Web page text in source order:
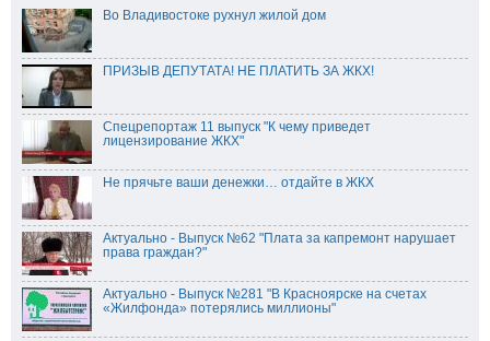
Во Владивостоке рухнул жилой дом
ПРИЗЫВ ДЕПУТАТА! НЕ ПЛАТИТЬ ЗА ЖКХ!
Спецрепортаж 11 выпуск "К чему приведет
лицензирование ЖКХ"
Не прячьте ваши денежки… отдайте в ЖКХ
Актуально - Выпуск №62 "Плата за капремонт нарушает
права граждан?"
Актуально - Выпуск №281 "В Красноярске на счетах
«Жилфонда» потерялись миллионы"